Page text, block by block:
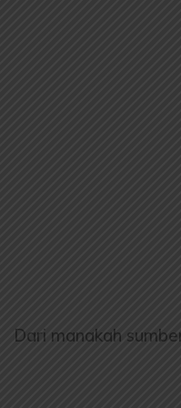
Dari manakah